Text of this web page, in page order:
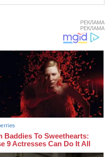
РЕКЛАМА
РЕКЛАМА